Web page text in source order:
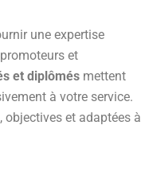
une expertise
et
et diplômés mettent
à votre service.
objectives et adaptées à